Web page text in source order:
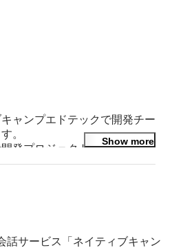
ャンプエドテックで開発チー
。
発プロジェクトに関わり、そ
てフィリピンへ飛び込みまし
Show more
話サービス「ネイティブキャン